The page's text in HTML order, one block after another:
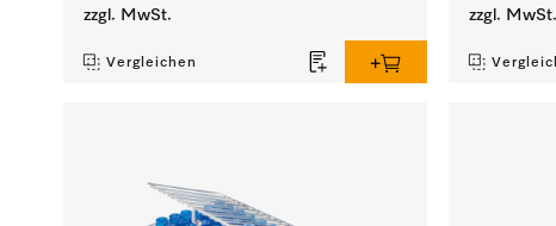
zzgl. MwSt.
Vergleichen
zzgl. MwSt.